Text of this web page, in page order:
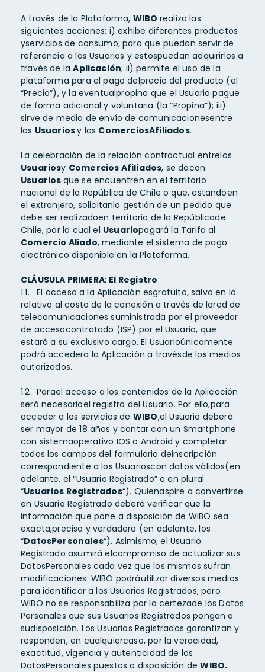
A través de la Plataforma, WIBO realiza las
siguientes acciones: i) exhibe diferentes productos
yservicios de consumo, para que puedan servir de
referencia a los Usuarios y estospuedan adquirirlos a
través de laAplicación; ii) permite el uso de la
plataforma para el pago delprecio del producto (el
“Precio”), y la eventualpropina que el Usuario pague
de forma adicional y voluntaria (la “Propina”); iii)
sirve de medio de envío de comunicacionesentre
los Usuariosy los ComerciosAfiliados.
La celebración de la relación contractual entrelos
Usuariosy Comercios Afiliados, se dacon
Usuarios que se encuentren en el territorio
nacional de la República de Chile o que, estandoen
el extranjero, solicitanla gestión de un pedido que
debe ser realizadoen territorio de la Repúblicade
Chile, por la cual el Usuariopagará la Tarifa al
Comercio Aliado, mediante el sistema de pago
electrónico disponible en la Plataforma.
CLÁUSULA PRIMERA: El Registro
1.1. El acceso a la Aplicación esgratuito, salvo en lo
relativo al costo de la conexión a través de lared de
telecomunicaciones suministrada por el proveedor
de accesocontratado (ISP) por el Usuario, que
estará a su exclusivo cargo. El Usuarioúnicamente
podrá accedera la Aplicación a travésde los medios
autorizados.
1.2. Parael acceso a los contenidos de la Aplicación
será necesarioel registro del Usuario. Por ello,para
acceder a los servicios de WIBO,el Usuario deberá
ser mayor de 18 años y contar con un Smartphone
con sistemaoperativo IOS o Android y completar
todos los campos del formulario deinscripción
correspondiente a los Usuarioscon datos válidos(en
adelante, el “Usuario Registrado” o en plural
“Usuarios Registrados“). Quienaspire a convertirse
en Usuario Registrado deberá verificar que la
información que pone a disposición de WIBO sea
exacta,precisa y verdadera (en adelante, los
“DatosPersonales“). Asimismo, el Usuario
Registrado asumirá elcompromiso de actualizar sus
DatosPersonales cada vez que los mismos sufran
modificaciones. WIBO podráutilizar diversos medios
para identificar a los Usuarios Registrados, pero
WIBO no se responsabiliza por la certezade los Datos
Personales que sus Usuarios Registrados pongan a
sudisposición. Los Usuarios Registrados garantizan y
responden, en cualquiercaso, por la veracidad,
exactitud, vigencia y autenticidad de los
DatosPersonales puestos a disposición deWIBO.